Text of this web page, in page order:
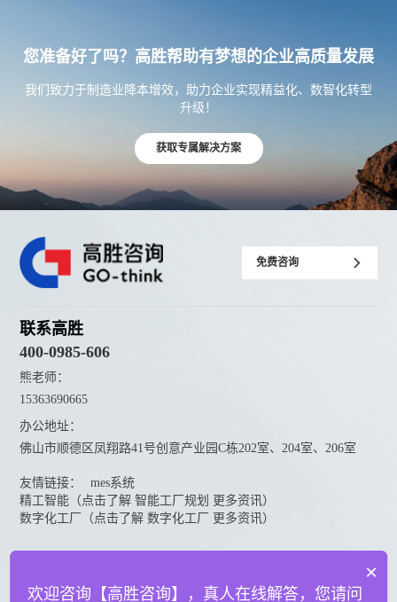
您准备好了吗？高胜帮助有梦想的企业高质量发展
我们致力于制造业降本增效，助力企业实现精益化、数智化转型
升级！
获取专属解决方案
免费咨询
联系高胜
400-0985-606
熊老师：
15363690665
办公地址：
佛山市顺德区凤翔路41号创意产业园C栋202室、204室、206室
友情链接：
mes系统
精工智能（点击了解 智能工厂规划 更多资讯）
数字化工厂（点击了解 数字化工厂 更多资讯）
×
欢迎咨询【高胜咨询】，真人在线解答，您请问